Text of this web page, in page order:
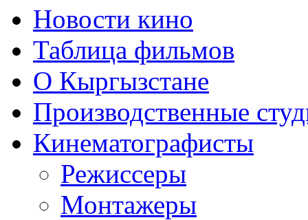
Новости кино
Таблица фильмов
О Кыргызстане
Производственные
Кинематографисты
Режиссеры
Монтажеры